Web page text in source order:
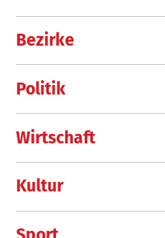
Bezirke
Politik
Wirtschaft
Kultur